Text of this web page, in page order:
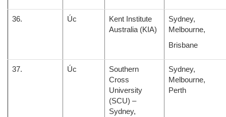
36. Úc
Kent Institute
Australia (KIA)
Sydney,
Melbourne,
Brisbane
37. Úc
Southern
Cross
University
(SCU) –
Sydney,
Sydney,
Melbourne,
Perth